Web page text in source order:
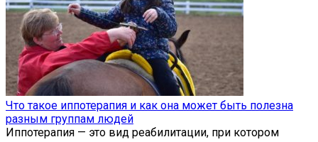
Что такое иппотерапия и как она может быть полезна
разным группам людей
Иппотерапия — это вид реабилитации, при котором